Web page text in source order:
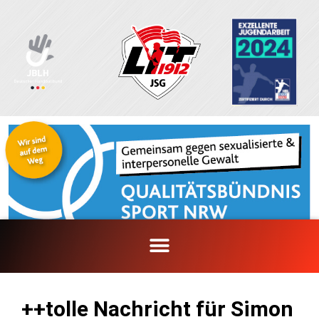
springen
++tolle Nachricht für Simon